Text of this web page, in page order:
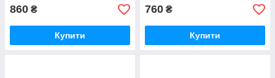
860 ₴
Купити
760 ₴
Купити